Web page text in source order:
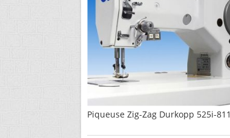
Piqueuse Zig-Zag Durkopp 525i-811